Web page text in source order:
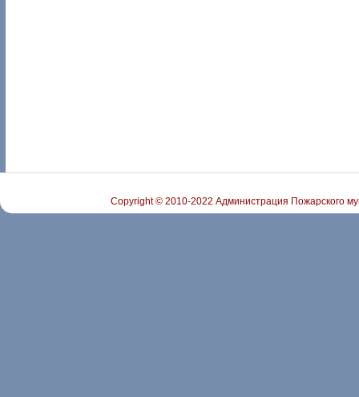
Copyright © 2010-2022 Администрация Пожарского